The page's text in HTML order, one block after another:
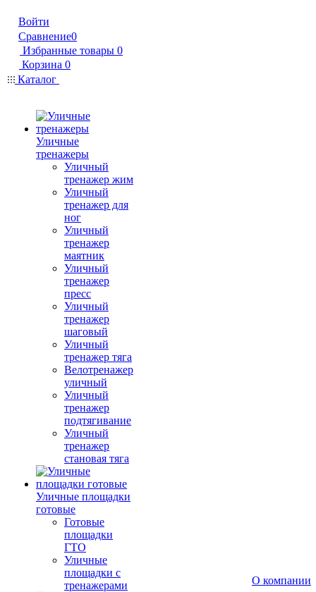
Войти
Сравнение0
Избранные товары 0
Корзина 0
Каталог
Уличные
тренажеры
Уличный
тренажер жим
Уличный
тренажер для
ног
Уличный
тренажер
маятник
Уличный
тренажер
пресс
Уличный
тренажер
шаговый
Уличный
тренажер тяга
Велотренажер
уличный
Уличный
тренажер
подтягивание
Уличный
тренажер
становая тяга
Уличные площадки
готовые
Готовые
площадки
ГТО
Уличные
площадки с
тренажерами
О компании